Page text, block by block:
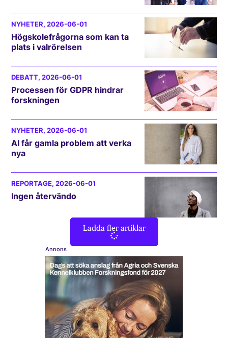
NYHETER, 2026-06-01
Högskolefrågorna som kan ta
plats i valrörelsen
DEBATT, 2026-06-01
Processen för GDPR hindrar
forskningen
NYHETER, 2026-06-01
AI får gamla problem att verka
nya
REPORTAGE, 2026-06-01
Ingen återvändo
Ladda fler artiklar
Annons